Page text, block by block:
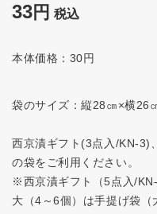
33 税込
本体価格：30円
袋のサイズ：縦28㎝×横26
西京漬ギフト(3点入/KN-3)
の袋をご利用ください。
※西京漬ギフト（5点入/
大（4～6個）は手提げ袋（